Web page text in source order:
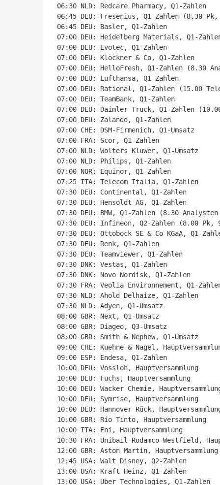
06:30 NLD: Redcare Pharmacy, Q1-Zahlen
06:45 DEU: Fresenius, Q1-Zahlen (8.30
06:45 DEU: Basler, Q1-Zahlen
07:00 DEU: Heidelberg Materials, Q1-
07:00 DEU: Evotec, Q1-Zahlen
07:00 DEU: Klöckner & Co, Q1-Zahlen
07:00 DEU: HelloFresh, Q1-Zahlen (8.30
07:00 DEU: Lufthansa, Q1-Zahlen
07:00 DEU: Rational, Q1-Zahlen (15.00
07:00 DEU: TeamBank, Q1-Zahlen
07:00 DEU: Daimler Truck, Q1-Zahlen
07:00 DEU: Zalando, Q1-Zahlen
07:00 CHE: DSM-Firmenich, Q1-Umsatz
07:00 FRA: Scor, Q1-Zahlen
07:00 NLD: Wolters Kluwer, Q1-Umsatz
07:00 NLD: Philips, Q1-Zahlen
07:00 NOR: Equinor, Q1-Zahlen
07:25 ITA: Telecom Italia, Q1-Zahlen
07:30 DEU: Continental, Q1-Zahlen
07:30 DEU: Hensoldt AG, Q1-Zahlen
07:30 DEU: BMW, Q1-Zahlen (8.30
07:30 DEU: Infineon, Q2-Zahlen (8.00 Pk,
07:30 DEU: Ottobock SE & Co KGaA, Q1-
07:30 DEU: Renk, Q1-Zahlen
07:30 DEU: Teamviewer, Q1-Zahlen
07:30 DNK: Vestas, Q1-Zahlen
07:30 DNK: Novo Nordisk, Q1-Zahlen
07:30 FRA: Veolia Environnement, Q1-
07:30 NLD: Ahold Delhaize, Q1-Zahlen
07:30 NLD: Adyen, Q1-Umsatz
08:00 GBR: Next, Q1-Umsatz
08:00 GBR: Diageo, Q3-Umsatz
08:00 GBR: Smith & Nephew, Q1-Umsatz
09:00 CHE: Kuehne & Nagel,
09:00 ESP: Endesa, Q1-Zahlen
10:00 DEU: Vossloh, Hauptversammlung
10:00 DEU: Fuchs, Hauptversammlung
10:00 DEU: Wacker Chemie,
10:00 DEU: Symrise, Hauptversammlung
10:00 DEU: Hannover Rück,
10:00 GBR: Rio Tinto, Hauptversammlung
10:00 ITA: Eni, Hauptversammlung
10:30 FRA: Unibail-Rodamco-Westfield,
12:00 GBR: Aston Martin, Hauptversammlung
12:45 USA: Walt Disney, Q2-Zahlen
13:00 USA: Kraft Heinz, Q1-Zahlen
13:00 USA: Uber Technologies, Q1-Zahlen